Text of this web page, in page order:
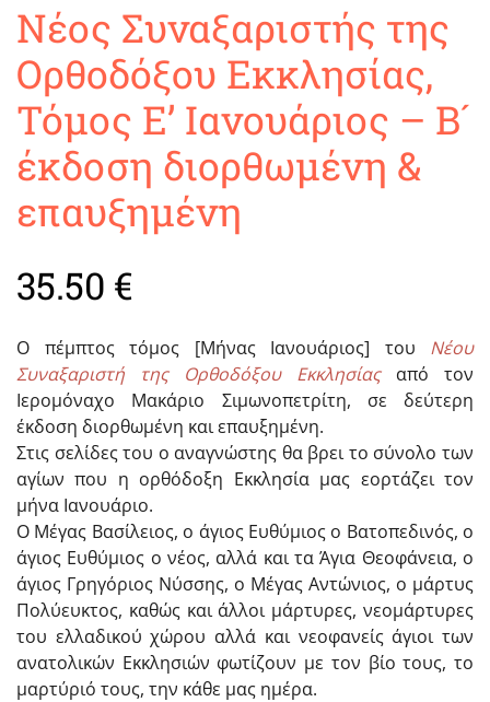
Νέος Συναξαριστής της
Ορθοδόξου Εκκλησίας,
Τόμος Ε’ Ιανουάριος – Β´
έκδοση διορθωμένη &
επαυξημένη
35.50 €
Ο πέμπτος τόμος [Μήνας Ιανουάριος] του Νέου
Συναξαριστή της Ορθοδόξου Εκκλησίαςαπό τον
Ιερομόναχο Μακάριο Σιμωνοπετρίτη, σε δεύτερη
έκδοση διορθωμένη και επαυξημένη.
Στις σελίδες του ο αναγνώστης θα βρει το σύνολο των
αγίων που η ορθόδοξη Εκκλησία μας εορτάζει τον
μήνα Ιανουάριο.
Ο Μέγας Βασίλειος, ο άγιος Ευθύμιος ο Βατοπεδινός, ο
άγιος Ευθύμιος ο νέος, αλλά και τα Άγια Θεοφάνεια, ο
άγιος Γρηγόριος Νύσσης, ο Μέγας Αντώνιος, ο μάρτυς
Πολύευκτος, καθώς και άλλοι μάρτυρες, νεομάρτυρες
του ελλαδικού χώρου αλλά και νεοφανείς άγιοι των
ανατολικών Εκκλησιών φωτίζουν με τον βίο τους, το
μαρτύριό τους, την κάθε μας ημέρα.